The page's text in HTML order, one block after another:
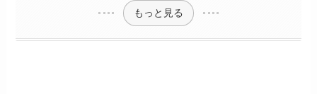
もっと見る